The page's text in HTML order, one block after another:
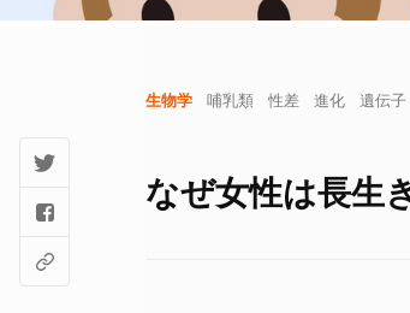
生物学 哺乳類 性差 進化 遺伝子
なぜ女性は長生